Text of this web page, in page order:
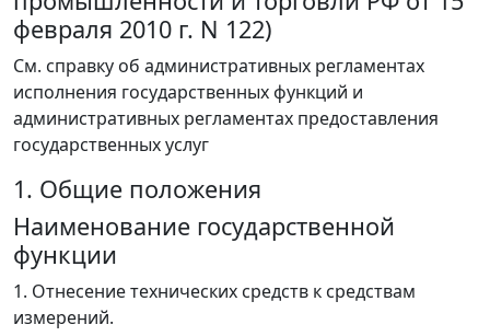
февраля 2010 г. N 122)
См. справку об административных регламентах
исполнения государственных функций и
административных регламентах предоставления
государственных услуг
1. Общие положения
Наименование государственной
функции
1. Отнесение технических средств к средствам
измерений.